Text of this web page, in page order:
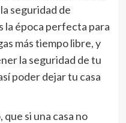
seguridad de
la época perfecta para
más tiempo libre, y
la seguridad de tu
poder dejar tu casa
si una casa no